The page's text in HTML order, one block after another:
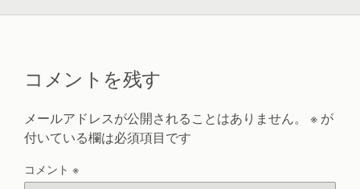
コメントを残す
メールアドレスが公開されることはありません。 ※ が
付いている欄は必須項目です
コメント ※